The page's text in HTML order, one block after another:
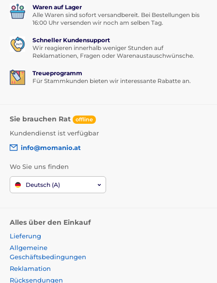
Waren auf Lager
Alle Waren sind sofort versandbereit. Bei Bestellungen bis
16:00 Uhr versenden wir noch am selben Tag.
Schneller Kundensupport
Wir reagieren innerhalb weniger Stunden auf
Reklamationen, Fragen oder Warenaustauschwünsche.
Treueprogramm
Für Stammkunden bieten wir interessante Rabatte an.
Sie brauchen Rat offline
Kundendienst ist verfügbar
info@momanio.at
Wo Sie uns finden
Deutsch (A)
Alles über den Einkauf
Lieferung
Allgemeine
Geschäftsbedingungen
Reklamation
Rücksendungen